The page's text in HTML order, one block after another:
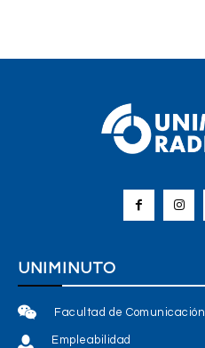
UNIMINUTO
Facultad de Comunicación
Empleabilidad